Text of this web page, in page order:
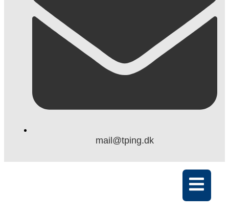
mail@tping.dk